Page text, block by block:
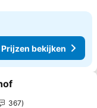
Prijzen bekijken
aan favorieten
367